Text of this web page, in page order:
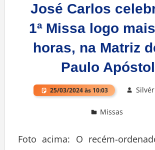
José Carlos
1ª Missa logo
horas, na Matriz
Paulo
25/03/2024 às 10:03
Missas
Foto acima: O recém-